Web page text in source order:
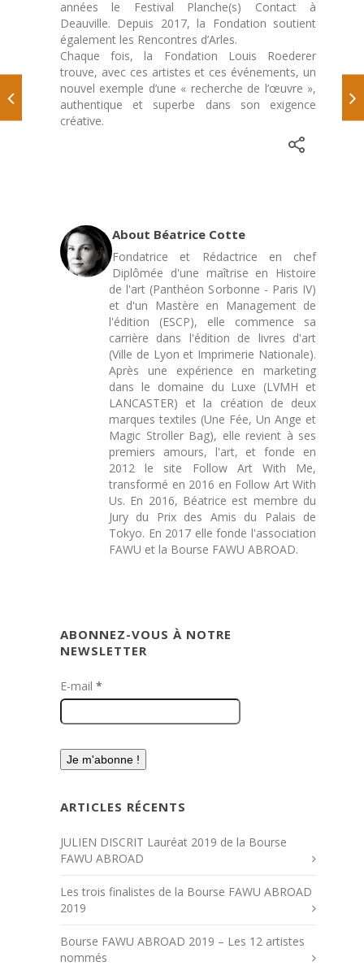
années le Festival Planche(s) Contact à
Deauville. Depuis 2017, la Fondation soutient
également les Rencontres d’Arles.
Chaque fois, la Fondation Louis Roederer
trouve, avec ces artistes et ces événements, un
nouvel exemple d’une « recherche de l’œuvre »,
authentique et superbe dans son exigence
créative.
About Béatrice Cotte
Fondatrice et Rédactrice en chef
Diplômée d'une maîtrise en Histoire
de l'art (Panthéon Sorbonne - Paris IV)
et d'un Mastère en Management de
l'édition (ESCP), elle commence sa
carrière dans l'édition de livres d'art
(Ville de Lyon et Imprimerie Nationale).
Après une expérience en marketing
dans le domaine du Luxe (LVMH et
LANCASTER) et la création de deux
marques textiles (Une Fée, Un Ange et
Magic Stroller Bag), elle revient à ses
premiers amours, l'art, et fonde en
2012 le site Follow Art With Me,
transformé en 2016 en Follow Art With
Us. En 2016, Béatrice est membre du
Jury du Prix des Amis du Palais de
Tokyo. En 2017 elle fonde l'association
FAWU et la Bourse FAWU ABROAD.
ABONNEZ-VOUS À NOTRE
NEWSLETTER
E-mail *
ARTICLES RÉCENTS
JULIEN DISCRIT Lauréat 2019 de la Bourse
FAWU ABROAD
Les trois finalistes de la Bourse FAWU ABROAD
2019
Bourse FAWU ABROAD 2019 – Les 12 artistes
nommés